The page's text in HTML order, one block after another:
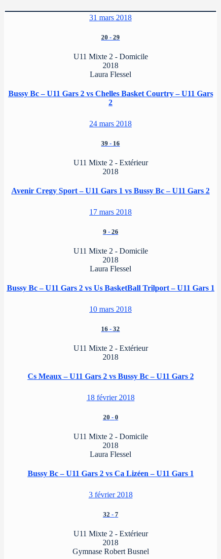
31 mars 2018
20 - 29
U11 Mixte 2 - Domicile
2018
Laura Flessel
Bussy Bc – U11 Gars 2 vs Chelles Basket Courtry – U11 Gars
2
24 mars 2018
39 - 16
U11 Mixte 2 - Extérieur
2018
Avenir Cregy Sport – U11 Gars 1 vs Bussy Bc – U11 Gars 2
17 mars 2018
9 - 26
U11 Mixte 2 - Domicile
2018
Laura Flessel
Bussy Bc – U11 Gars 2 vs Us BasketBall Trilport – U11 Gars 1
10 mars 2018
16 - 32
U11 Mixte 2 - Extérieur
2018
Cs Meaux – U11 Gars 2 vs Bussy Bc – U11 Gars 2
18 février 2018
20 - 0
U11 Mixte 2 - Domicile
2018
Laura Flessel
Bussy Bc – U11 Gars 2 vs Ca Lizéen – U11 Gars 1
3 février 2018
32 - 7
U11 Mixte 2 - Extérieur
2018
Gymnase Robert Busnel